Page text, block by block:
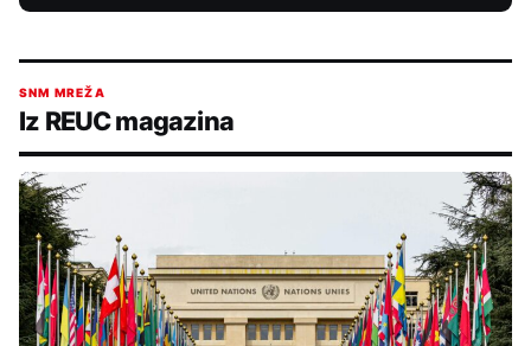
SNM MREŽA
Iz REUC magazina